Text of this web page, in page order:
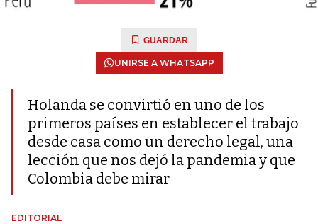
GUARDAR
UNIRSE A WHATSAPP
Holanda se convirtió en uno de los
primeros países en establecer el trabajo
desde casa como un derecho legal, una
lección que nos dejó la pandemia y que
Colombia debe mirar
EDITORIAL